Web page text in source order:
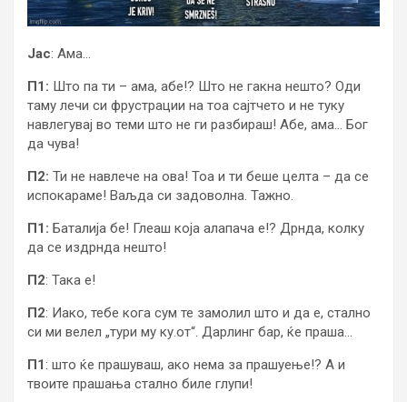
Јас: Ама…
П1: Што па ти – ама, абе!? Што не гакна нешто? Оди
таму лечи си фрустрации на тоа сајтчето и не туку
навлегувај во теми што не ги разбираш! Абе, ама… Бог
да чува!
П2: Ти не навлече на ова! Тоа и ти беше целта – да се
испокараме! Ваљда си задоволна. Тажно.
П1: Баталија бе! Глеаш која алапача е!? Дрнда, колку
да се издрнда нешто!
П2: Така е!
П2: Иако, тебе кога сум те замолил што и да е, стално
си ми велел „тури му ку.от“. Дарлинг бар, ќе праша…
П1: што ќе прашуваш, ако нема за прашуење!? А и
твоите прашања стално биле глупи!